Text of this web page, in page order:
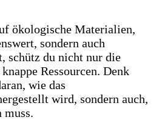
ökologische Materialien,
sondern auch
schütz du nicht nur die
Ressourcen. Denk
wie das
wird, sondern auch,
muss.